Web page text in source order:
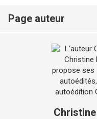
page auteur